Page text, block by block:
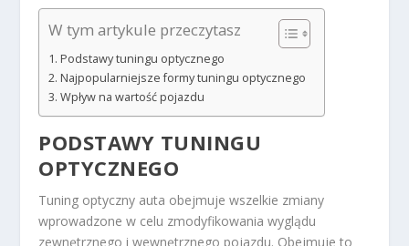
W tym artykule przeczytasz
Podstawy tuningu optycznego
Najpopularniejsze formy tuningu optycznego
Wpływ na wartość pojazdu
PODSTAWY TUNINGU
OPTYCZNEGO
Tuning optyczny auta obejmuje wszelkie zmiany
wprowadzone w celu zmodyfikowania wyglądu
zewnętrznego i wewnętrznego pojazdu. Obejmuje to